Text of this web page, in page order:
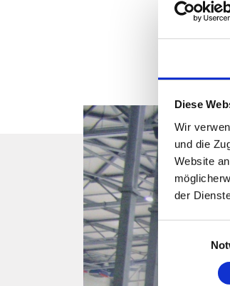
Diese
Wir
und die
Website
der